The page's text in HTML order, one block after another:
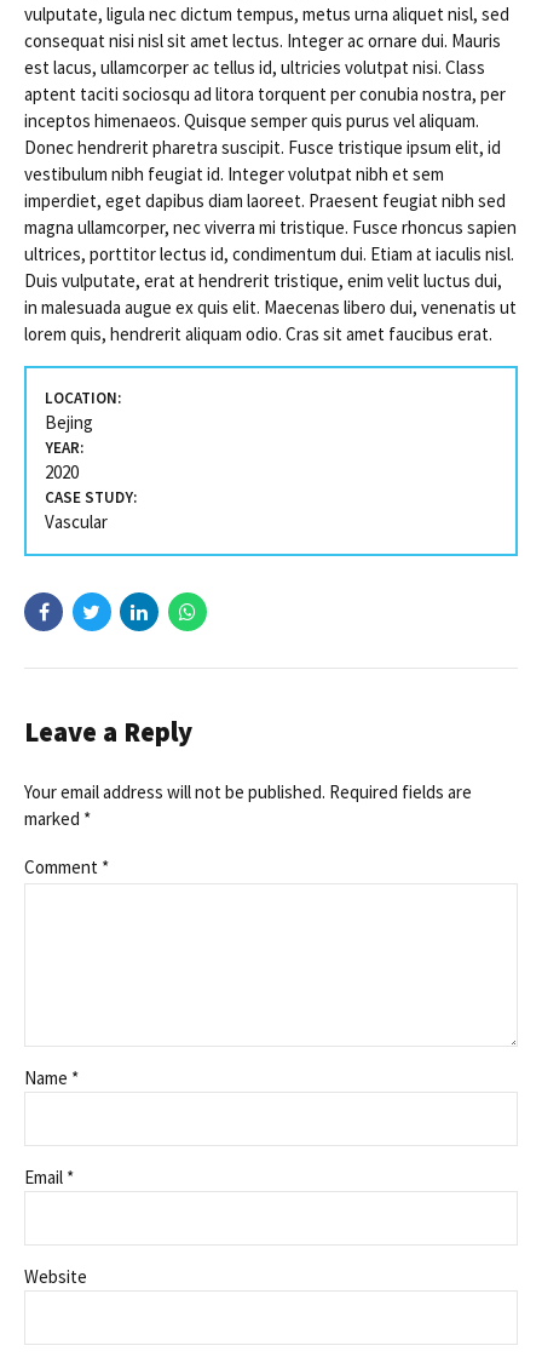
vulputate, ligula nec dictum tempus, metus urna aliquet nisl, sed
consequat nisi nisl sit amet lectus. Integer ac ornare dui. Mauris
est lacus, ullamcorper ac tellus id, ultricies volutpat nisi. Class
aptent taciti sociosqu ad litora torquent per conubia nostra, per
inceptos himenaeos. Quisque semper quis purus vel aliquam.
Donec hendrerit pharetra suscipit. Fusce tristique ipsum elit, id
vestibulum nibh feugiat id. Integer volutpat nibh et sem
imperdiet, eget dapibus diam laoreet. Praesent feugiat nibh sed
magna ullamcorper, nec viverra mi tristique. Fusce rhoncus sapien
ultrices, porttitor lectus id, condimentum dui. Etiam at iaculis nisl.
Duis vulputate, erat at hendrerit tristique, enim velit luctus dui,
in malesuada augue ex quis elit. Maecenas libero dui, venenatis ut
lorem quis, hendrerit aliquam odio. Cras sit amet faucibus erat.
LOCATION:
Bejing
YEAR:
2020
CASE STUDY:
Vascular
Leave a Reply
Your email address will not be published. Required fields are
marked *
Comment *
Name *
Email *
Website